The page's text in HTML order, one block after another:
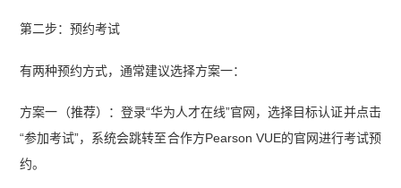
第二步：预约考试
有两种预约方式，通常建议选择方案一：
方案一（推荐）：登录“华为人才在线”官网，选择目标认证并点击
“参加考试”，系统会跳转至合作方Pearson VUE的官网进行考试预
约。